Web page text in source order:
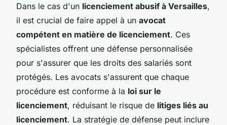
Dans le cas d'un licenciement abusif à Versailles,
il est crucial de faire appel à un avocat
compétent en matière de licenciement. Ces
spécialistes offrent une défense personnalisée
pour s'assurer que les droits des salariés sont
protégés. Les avocats s'assurent que chaque
procédure est conforme à la loi sur le
licenciement, réduisant le risque de litiges liés au
licenciement. La stratégie de défense peut inclure